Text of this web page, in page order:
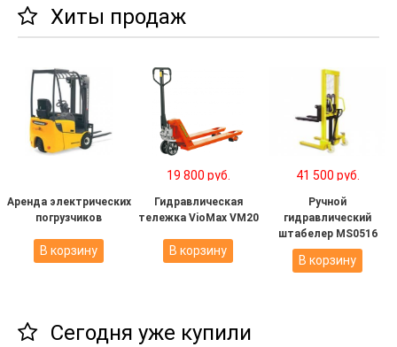
Хиты продаж
Аренда электрических
погрузчиков
В корзину
19 800 руб.
Гидравлическая
тележка VioMax VM20
В корзину
41 500 руб.
Ручной
гидравлический
штабелер MS0516
В корзину
Сегодня уже купили